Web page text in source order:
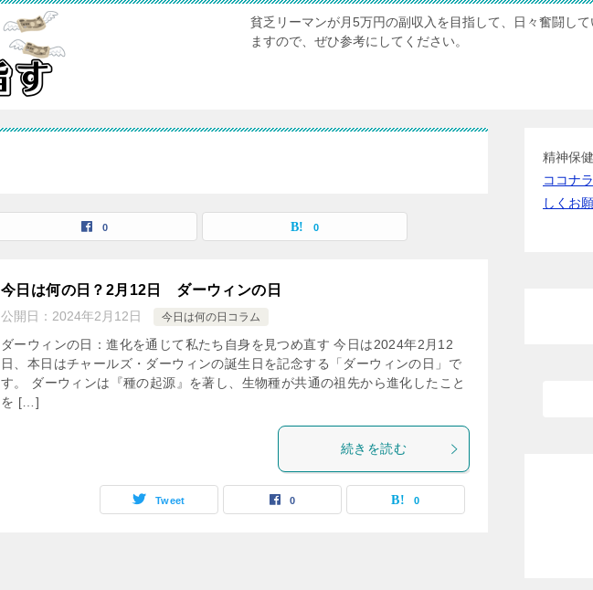
貧乏リーマンが月5万円の副収入を目指して、日々奮闘し
ますので、ぜひ参考にしてください。
0 0
今日は何の日？2月12日 ダーウィンの日
公開日： 2024年2月12日 今日は何の日コラム
ダーウィンの日：進化を通じて私たち自身を見つめ直す 今日は2024年2月12
日、本日はチャールズ・ダーウィンの誕生日を記念する「ダーウィンの日」で
す。 ダーウィンは『種の起源』を著し、生物種が共通の祖先から進化したこと
を […]
続きを読む
Tweet 0 0
精神保
ココナ
しくお